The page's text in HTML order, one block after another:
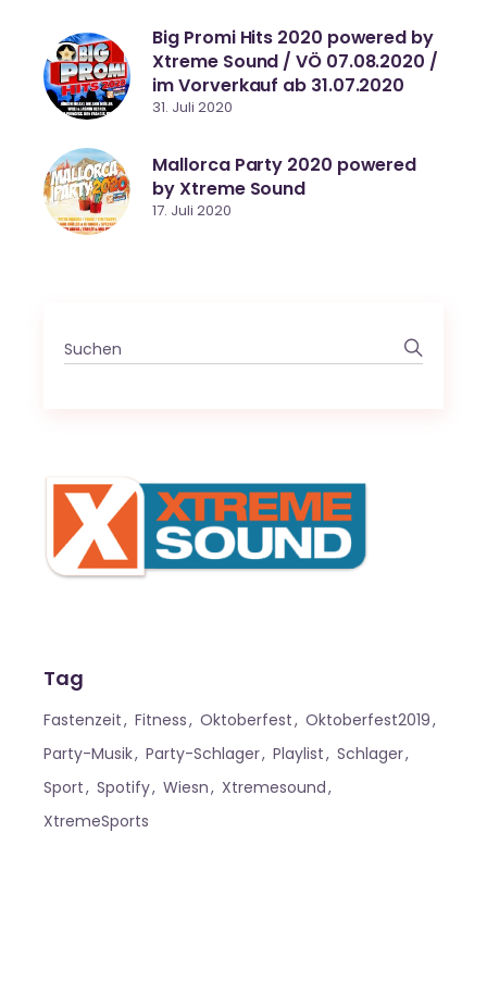
Big Promi Hits 2020 powered by
Xtreme Sound / VÖ 07.08.2020 /
im Vorverkauf ab 31.07.2020
31. Juli 2020
Mallorca Party 2020 powered
by Xtreme Sound
17. Juli 2020
Search
for:
Tag
Fastenzeit Fitness Oktoberfest
Oktoberfest2019
Party-Musik
Party-Schlager Playlist
Schlager
Sport
Spotify Wiesn
Xtremesound
XtremeSports